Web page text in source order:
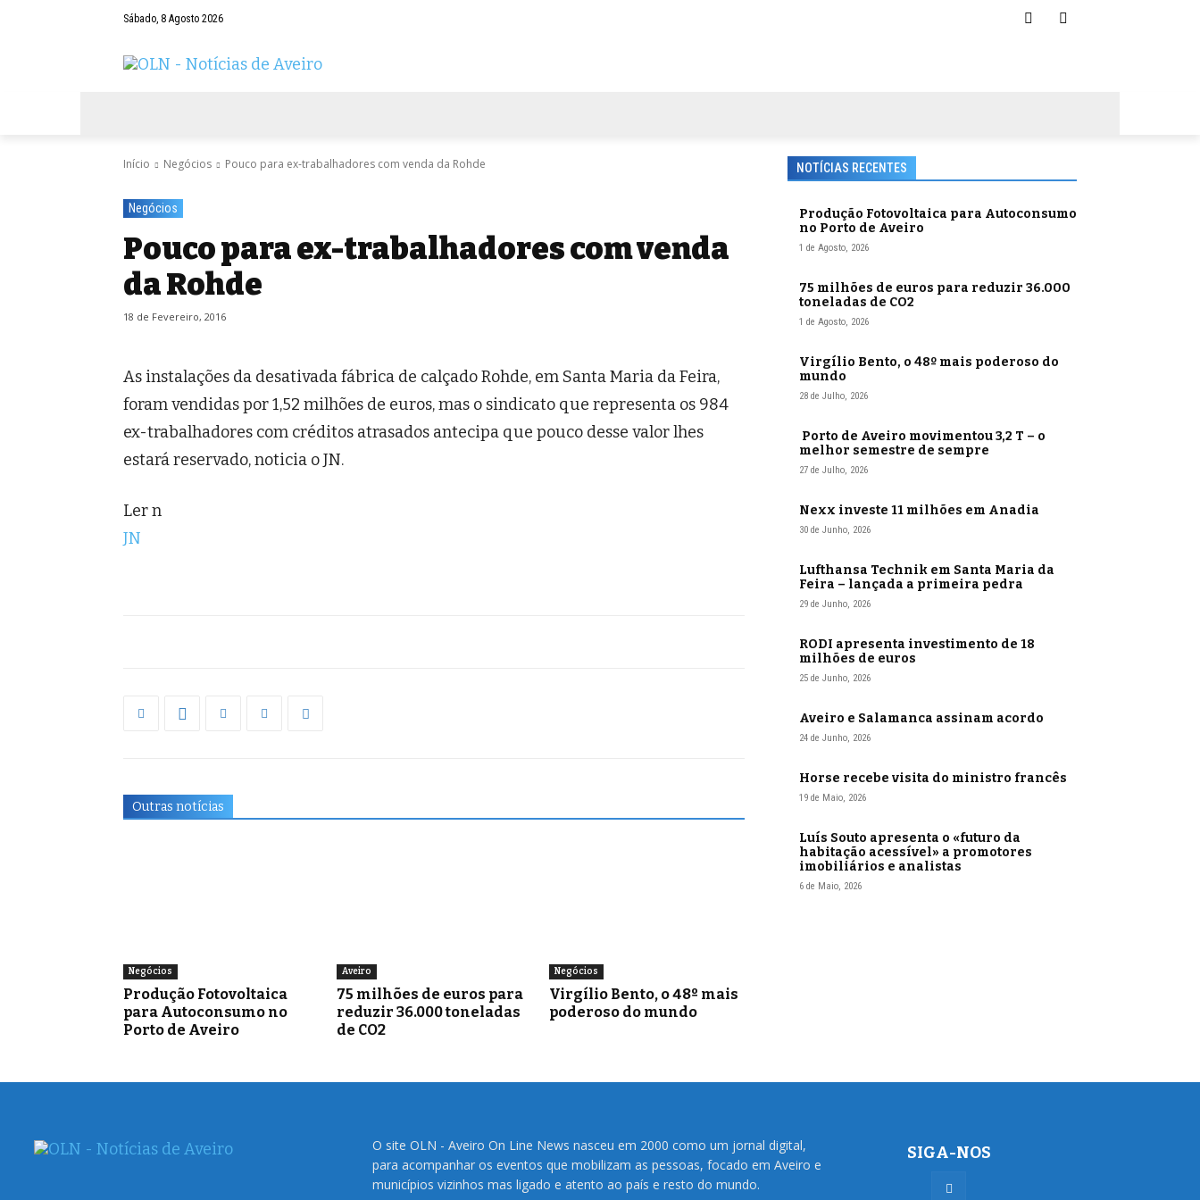
Sábado, 8 Agosto 2026
Início Negócios Pouco para ex-trabalhadores com venda da Rohde
Negócios
Pouco para ex-trabalhadores com venda
da Rohde
18 de Fevereiro, 2016
As instalações da desativada fábrica de calçado Rohde, em Santa Maria da Feira,
foram vendidas por 1,52 milhões de euros, mas o sindicato que representa os 984
ex-trabalhadores com créditos atrasados antecipa que pouco desse valor lhes
estará reservado, noticia o JN.
Ler n
JN
Outras notícias
Negócios
Produção Fotovoltaica
para Autoconsumo no
Porto de Aveiro
Aveiro
75 milhões de euros para
reduzir 36.000 toneladas
de CO2
Negócios
Virgílio Bento, o 48º mais
poderoso do mundo
NOTÍCIAS RECENTES
Produção Fotovoltaica para Autoconsumo
no Porto de Aveiro
1 de Agosto, 2026
75 milhões de euros para reduzir 36.000
toneladas de CO2
1 de Agosto, 2026
Virgílio Bento, o 48º mais poderoso do
mundo
28 de Julho, 2026
Porto de Aveiro movimentou 3,2 T – o
melhor semestre de sempre
27 de Julho, 2026
Nexx investe 11 milhões em Anadia
30 de Junho, 2026
Lufthansa Technik em Santa Maria da
Feira – lançada a primeira pedra
29 de Junho, 2026
RODI apresenta investimento de 18
milhões de euros
25 de Junho, 2026
Aveiro e Salamanca assinam acordo
24 de Junho, 2026
Horse recebe visita do ministro francês
19 de Maio, 2026
Luís Souto apresenta o «futuro da
habitação acessível» a promotores
imobiliários e analistas
6 de Maio, 2026
O site OLN - Aveiro On Line News nasceu em 2000 como um jornal digital,
para acompanhar os eventos que mobilizam as pessoas, focado em Aveiro e
municípios vizinhos mas ligado e atento ao país e resto do mundo.
SIGA-NOS